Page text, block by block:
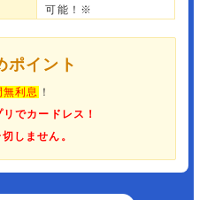
可能！※
ポイント
利息 ！
リでカードレス！
しません。